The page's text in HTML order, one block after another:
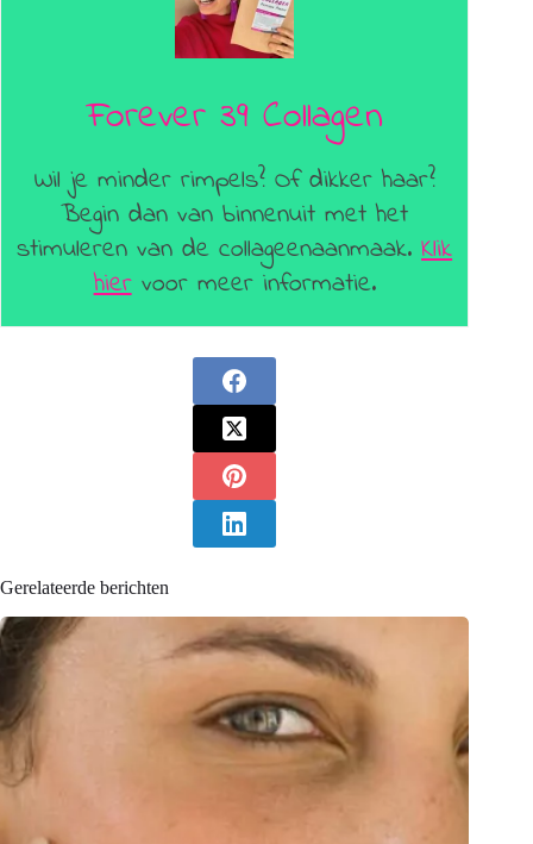
Forever 39 Collagen
Wil je minder rimpels? Of dikker haar?
Begin dan van binnenuit met het
stimuleren van de collageenaanmaak.Klik
hiervoor meer informatie.
Gerelateerde berichten